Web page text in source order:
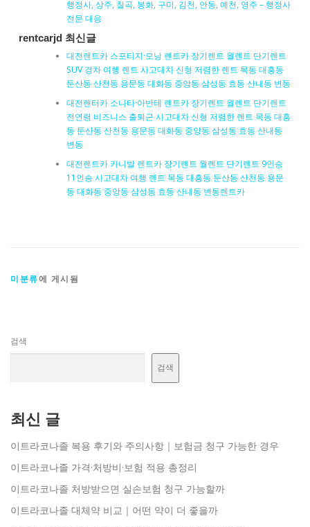
행정사, 상주, 칠곡, 봉화, 구미, 김천, 안동, 예천, 영주 – 행정사
전문 대응
rentcarjd 최신글
대전렌트카 스포티지·모닝 렌트카 장기렌트 월렌트 단기렌트
SUV 경차 여행 렌트 사고대차 신형 저렴한 렌트 목동 대흥동
둔산동 산천동 용문동 대화동 중앙동 삼성동 효동 산내동 변동
대전렌터카 소나타·아반테 렌트카 장기렌트 월렌트 단기렌트
전연령 비즈니스 출퇴근 사고대차 신형 저렴한 렌트 목동 대흥
동 둔산동 산천동 용문동 대화동 중앙동 삼성동 효동 산내동
변동
대전렌트카 카니발 렌트카 장기렌트 월렌트 단기렌트 9인승
11인승 사고대차 여행 렌트 목동 대흥동 둔산동 산천동 용문
동 대화동 중앙동 삼성동 효동 산내동 변동렌트카
미분류에 게시됨
검색
검색
최신 글
이트라코나졸 복용 후기와 주의사항｜보험금 청구 가능한 경우
이트라코나졸 가격·처방비·보험 적용 총정리
이트라코나졸 처방받으면 실손보험 청구 가능할까
이트라코나졸 대체약 비교｜어떤 약이 더 좋을까